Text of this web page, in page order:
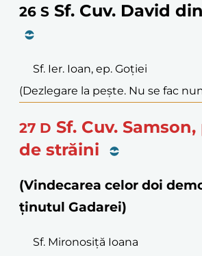
26 S Sf. Cuv. David
Sf. Ier. Ioan, ep. Goției
(Dezlegare la pește. Nu se fac
27 D Sf. Cuv.
de străini
(Vindecarea celor doi
ținutul Gadarei)
Sf. Mironosiță Ioana